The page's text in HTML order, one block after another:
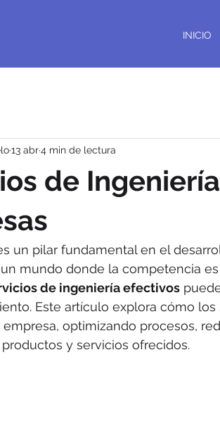
INICIO
de
13 abr4 min de lectura
un pilar fundamental en el
mundo donde la competencia
de ingeniería efectivos
Este artículo explora cómo
optimizando procesos,
y servicios ofrecidos.